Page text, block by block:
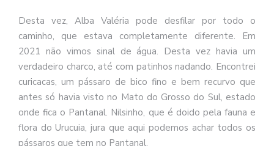
Desta vez, Alba Valéria pode desfilar por todo o
caminho, que estava completamente diferente. Em
2021 não vimos sinal de água. Desta vez havia um
verdadeiro charco, até com patinhos nadando. Encontrei
curicacas, um pássaro de bico fino e bem recurvo que
antes só havia visto no Mato do Grosso do Sul, estado
onde fica o Pantanal. Nilsinho, que é doido pela fauna e
flora do Urucuia, jura que aqui podemos achar todos os
pássaros que tem no Pantanal.